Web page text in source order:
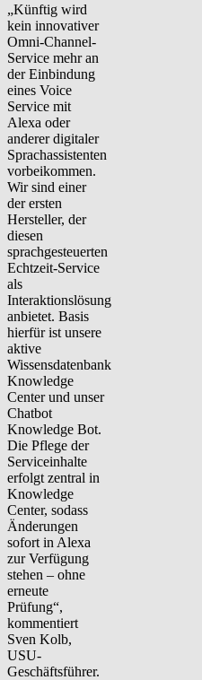
„Künftig wird
kein innovativer
Omni-Channel-
Service mehr an
der Einbindung
eines Voice
Service mit
Alexa oder
anderer digitaler
Sprachassistenten
vorbeikommen.
Wir sind einer
der ersten
Hersteller, der
diesen
sprachgesteuerten
Echtzeit-Service
als
Interaktionslösung
anbietet. Basis
hierfür ist unsere
aktive
Wissensdatenbank
Knowledge
Center und unser
Chatbot
Knowledge Bot.
Die Pflege der
Serviceinhalte
erfolgt zentral in
Knowledge
Center, sodass
Änderungen
sofort in Alexa
zur Verfügung
stehen – ohne
erneute
Prüfung“,
kommentiert
Sven Kolb,
USU-
Geschäftsführer.